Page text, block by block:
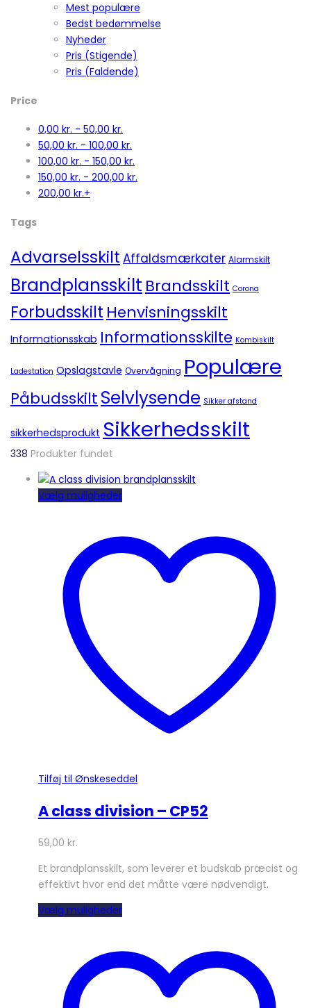
Mest populære
Bedst bedømmelse
Nyheder
Pris (Stigende)
Pris (Faldende)
Price
0,00 kr. - 50,00 kr.
50,00 kr. - 100,00 kr.
100,00 kr. - 150,00 kr.
150,00 kr. - 200,00 kr.
200,00 kr.+
Tags
Advarselsskilt Affaldsmærkater Alarmskilt
Brandplansskilt Brandsskilt Corona
Forbudsskilt Henvisningsskilt
Informationsskab Informationsskilte Kombiskilt
Ladestation Opslagstavle Overvågning Populære
PåbudsskiltSelvlysende Sikker afstand
sikkerhedsprodukt Sikkerhedsskilt
338 Produkter fundet
Vælg mulighederDette
flere
varianter.
Mulighederne
Tilføj til Ønskeseddel
A class division – CP52
59,00 kr.
Et brandplansskilt, som leverer et budskab præcist og
effektivt hvor end det måtte være nødvendigt.
Vælg mulighederDette
flere
varianter.
Mulighederne